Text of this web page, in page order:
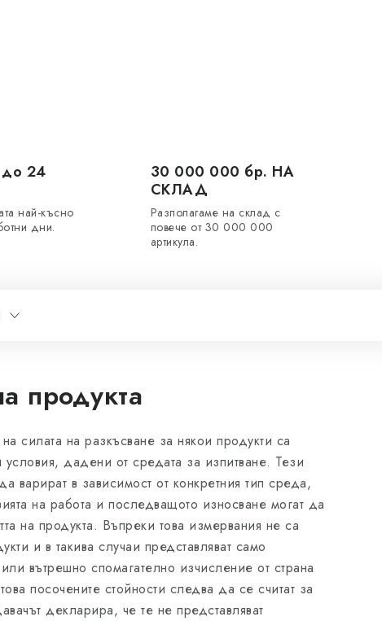
24
най-късно
дни.
30 000 000 бр. НА
СКЛАД
Разполагаме на склад с
повече от 30 000 000
артикула.
продукта
силата на разкъсване за някои продукти са
дадени от средата за изпитване. Тези
варират в зависимост от конкретния тип среда,
на работа и последващото износване могат да
на продукта. Въпреки това измервания не са
и в такива случаи представляват само
вътрешно спомагателно изчисление от страна
посочените стойности следва да се считат за
декларира, че те не представляват